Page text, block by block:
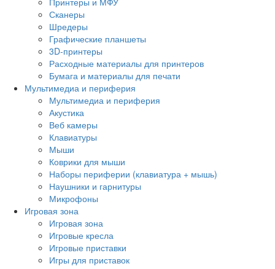
Сканеры
Шредеры
Графические планшеты
3D-принтеры
Расходные материалы для принтеров
Бумага и материалы для печати
Мультимедиа и периферия
Мультимедиа и периферия
Акустика
Веб камеры
Клавиатуры
Мыши
Коврики для мыши
Наборы периферии (клавиатура + мышь)
Наушники и гарнитуры
Микрофоны
Игровая зона
Игровая зона
Игровые кресла
Игровые приставки
Игры для приставок